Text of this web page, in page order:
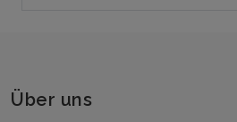
Über uns